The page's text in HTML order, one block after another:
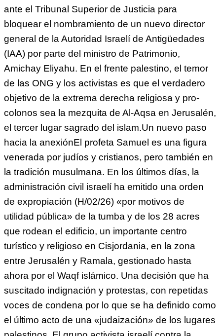
ante el Tribunal Superior de Justicia para
bloquear el nombramiento de un nuevo director
general de la Autoridad Israelí de Antigüedades
(IAA) por parte del ministro de Patrimonio,
Amichay Eliyahu. En el frente palestino, el temor
de las ONG y los activistas es que el verdadero
objetivo de la extrema derecha religiosa y pro-
colonos sea la mezquita de Al-Aqsa en Jerusalén,
el tercer lugar sagrado del islam.Un nuevo paso
hacia la anexiónEl profeta Samuel es una figura
venerada por judíos y cristianos, pero también en
la tradición musulmana. En los últimos días, la
administración civil israelí ha emitido una orden
de expropiación (H/02/26) «por motivos de
utilidad pública» de la tumba y de los 28 acres
que rodean el edificio, un importante centro
turístico y religioso en Cisjordania, en la zona
entre Jerusalén y Ramala, gestionado hasta
ahora por el Waqf islámico. Una decisión que ha
suscitado indignación y protestas, con repetidas
voces de condena por lo que se ha definido como
el último acto de una «judaización» de los lugares